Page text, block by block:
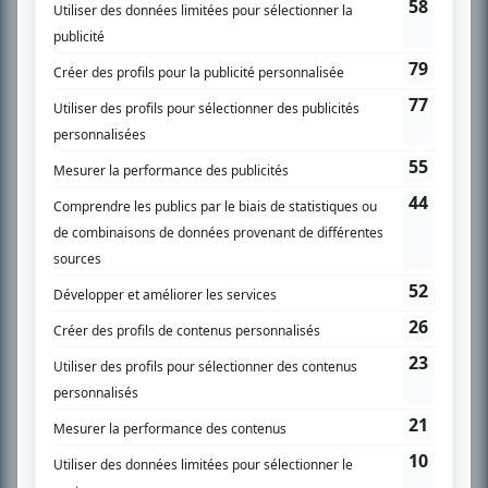
SUR LE RÉSEAU BIZZ MÉDIA
PLAN DU SITE
Accueil
Liste des oeuvres
Recherche avancée
À propos
Nous contacter
Termes et conditions
Politique de confidentialité
Gestion du consentement